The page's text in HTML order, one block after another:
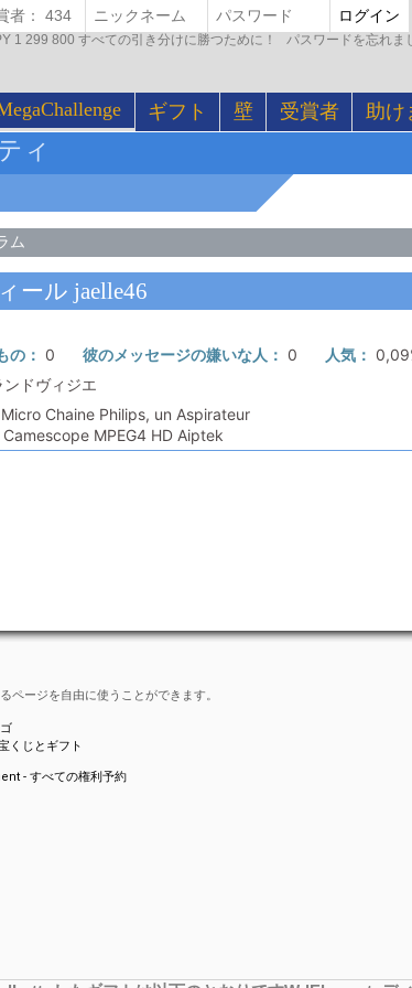
ギフト 壁 受賞者 助け
者： 434 ログイン
1 299 800 すべての引き分けに勝つために！ パスワードを忘れま
ィ
ム
ール jaelle46
の： 0 彼のメッセージの嫌いな人： 0 人気：
ンドヴィジエ
Chaine Philips, un Aspirateur
MPEG4 HD Aiptek
ージを自由に使うことができます。
くじとギフト
- すべての権利予約